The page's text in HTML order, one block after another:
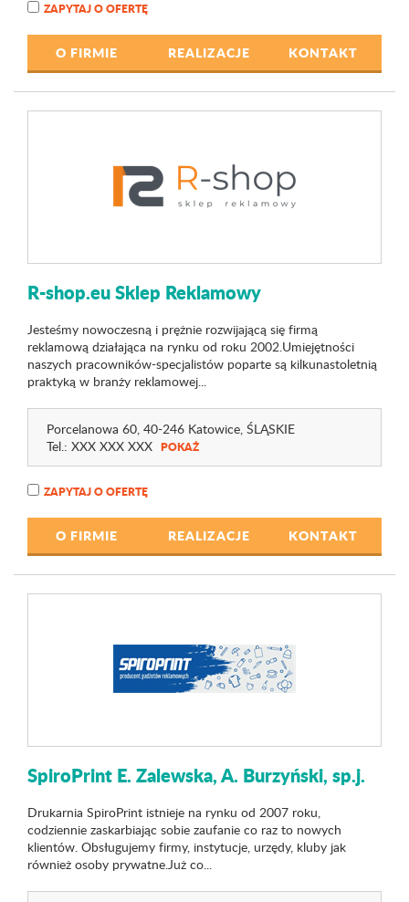
ZAPYTAJ O OFERTĘ
O FIRMIE REALIZACJE KONTAKT
R-shop.eu Sklep Reklamowy
Jesteśmy nowoczesną i prężnie rozwijającą się firmą
reklamową działająca na rynku od roku 2002.Umiejętności
naszych pracowników-specjalistów poparte są kilkunastoletnią
praktyką w branży reklamowej...
Porcelanowa 60, 40-246 Katowice, ŚLĄSKIE
Tel.: XXX XXX XXX POKAŻ
ZAPYTAJ O OFERTĘ
O FIRMIE REALIZACJE KONTAKT
SpiroPrint E. Zalewska, A. Burzyński, sp.j.
Drukarnia SpiroPrint istnieje na rynku od 2007 roku,
codziennie zaskarbiając sobie zaufanie co raz to nowych
klientów. Obsługujemy firmy, instytucje, urzędy, kluby jak
również osoby prywatne.Już co...